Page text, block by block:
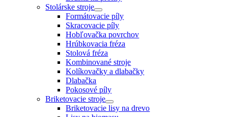
Stolárske stroje
Formátovacie píly
Skracovacie píly
Hobľovačka povrchov
Hrúbkovacia fréza
Stolová fréza
Kombinované stroje
Kolíkovačky a dlabačky
Dlabačka
Pokosové píly
Briketovacie stroje
Briketovacie lisy na drevo